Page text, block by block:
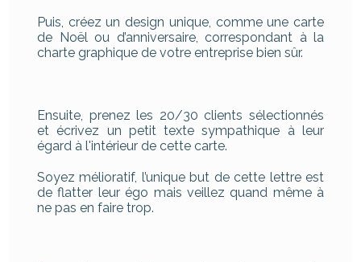
Puis, créez un design unique, comme une carte
de Noël ou d’anniversaire, correspondant à la
charte graphique de votre entreprise bien sûr.
Ensuite, prenez les 20/30 clients sélectionnés
et écrivez un petit texte sympathique à leur
égard à l'intérieur de cette carte.
Soyez mélioratif, l’unique but de cette lettre est
de flatter leur égo mais veillez quand même à
ne pas en faire trop.